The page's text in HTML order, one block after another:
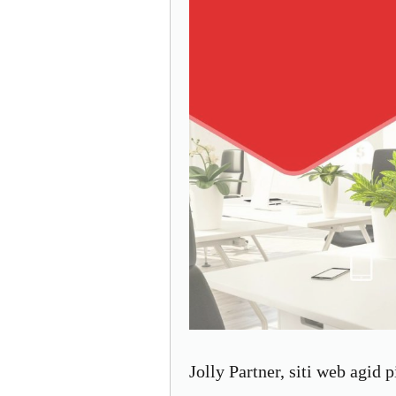
Jolly Partner, siti web agid